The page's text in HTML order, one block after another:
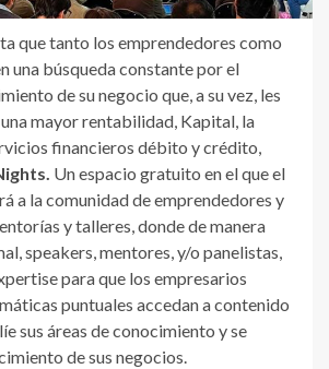
que tanto los emprendedores como
una búsqueda constante por el
de su negocio que, a su vez, les
mayor rentabilidad, Kapital, la
financieros débito y crédito,
Un espacio gratuito en el que el
a la comunidad de emprendedores y
y talleres, donde de manera
speakers, mentores, y/o panelistas,
para que los empresarios
puntuales accedan a contenido
sus áreas de conocimiento y se
de sus negocios.